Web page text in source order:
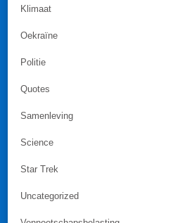
Klimaat
Oekraïne
Politie
Quotes
Samenleving
Science
Star Trek
Uncategorized